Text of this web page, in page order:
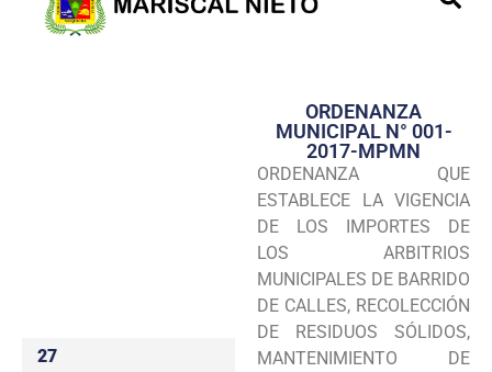
Transparencia
Seguridad
Programas
Intranet
27
ORDENANZA
MUNICIPAL N° 001-
2017-MPMN
ORDENANZA QUE
ESTABLECE LA VIGENCIA
DE LOS IMPORTES DE
LOS ARBITRIOS
MUNICIPALES DE BARRIDO
DE CALLES, RECOLECCIÓN
DE RESIDUOS SÓLIDOS,
MANTENIMIENTO DE